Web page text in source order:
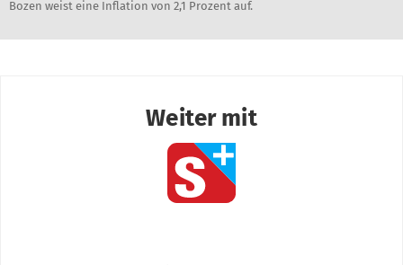
Bozen weist eine Inflation von 2,1 Prozent auf.